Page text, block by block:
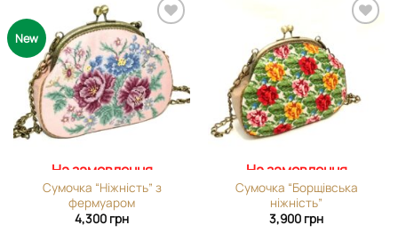
New
Додати
виріб у
вибране
На замовлення
Сумочка “Ніжність” з
фермуаром
4,300 грн
вибране
На замовлення
Сумочка “Борщівська
ніжність”
3,900 грн